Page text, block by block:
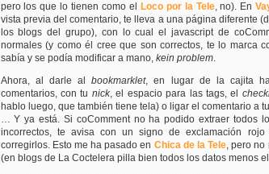
pero los que lo tienen como el
Loco por la Tele, no). En
vista previa del comentario, te lleva a una página diferente
los blogs del grupo), con lo cual el javascript de
normales (y como él cree que son correctos, te lo marca
sabía y se podía modificar a mano, kein problem.
Ahora, al darle albookmarklet, en lugar de la cajita
comentarios, con tu nick, el espacio para las tags, el
hablo luego, que también tiene tela) o ligar el comentario a
… Y ya está. Si coComment no ha podido extraer todos
incorrectos, te avisa con un signo de exclamación
corregirlos. Esto me ha pasado en Chica de la Tele, pero no
(en blogs de La Coctelera pilla bien todos los datos menos